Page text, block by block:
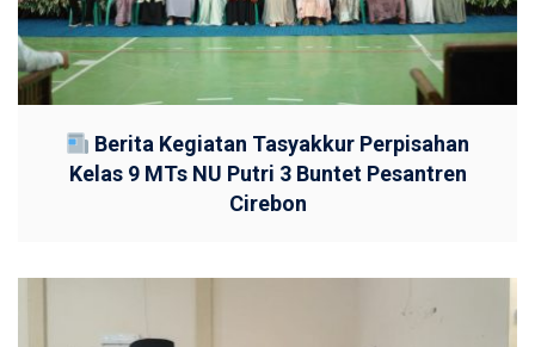
Berita Kegiatan Tasyakkur Perpisahan
Kelas 9 MTs NU Putri 3 Buntet Pesantren
Cirebon